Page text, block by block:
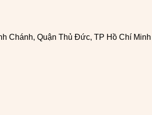
Chánh, Quận Thủ Đức, TP Hồ Chí Minh